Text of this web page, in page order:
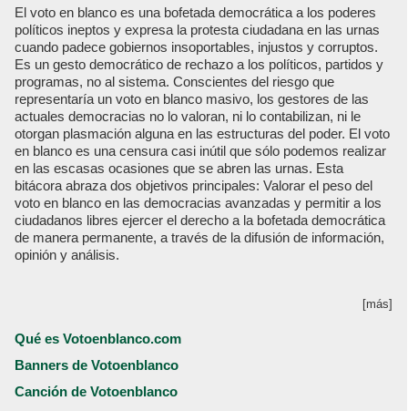
El voto en blanco es una bofetada democrática a los poderes
políticos ineptos y expresa la protesta ciudadana en las urnas
cuando padece gobiernos insoportables, injustos y corruptos.
Es un gesto democrático de rechazo a los políticos, partidos y
programas, no al sistema. Conscientes del riesgo que
representaría un voto en blanco masivo, los gestores de las
actuales democracias no lo valoran, ni lo contabilizan, ni le
otorgan plasmación alguna en las estructuras del poder. El voto
en blanco es una censura casi inútil que sólo podemos realizar
en las escasas ocasiones que se abren las urnas. Esta
bitácora abraza dos objetivos principales: Valorar el peso del
voto en blanco en las democracias avanzadas y permitir a los
ciudadanos libres ejercer el derecho a la bofetada democrática
de manera permanente, a través de la difusión de información,
opinión y análisis.
[más]
Qué es Votoenblanco.com
Banners de Votoenblanco
Canción de Votoenblanco